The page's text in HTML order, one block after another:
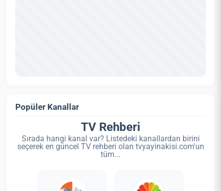
Popüler Kanallar
TV Rehberi
Sırada hangi kanal var? Listedeki kanallardan birini
seçerek en güncel TV rehberi olan tvyayinakisi.com'un
tüm...